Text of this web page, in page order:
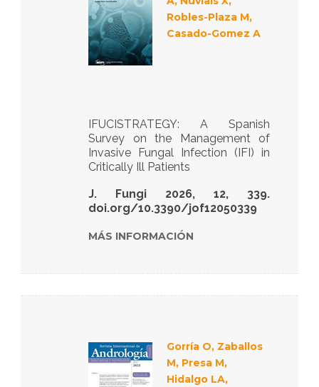
Robles-Plaza M,
Casado-Gomez A
IFUCISTRATEGY: A Spanish
Survey on the Management of
Invasive Fungal Infection (IFI) in
Critically Ill Patients
J. Fungi 2026, 12, 339.
doi.org/10.3390/jof12050339
MÁS INFORMACIÓN
Gorría O, Zaballos
M, Presa M,
Hidalgo LA,